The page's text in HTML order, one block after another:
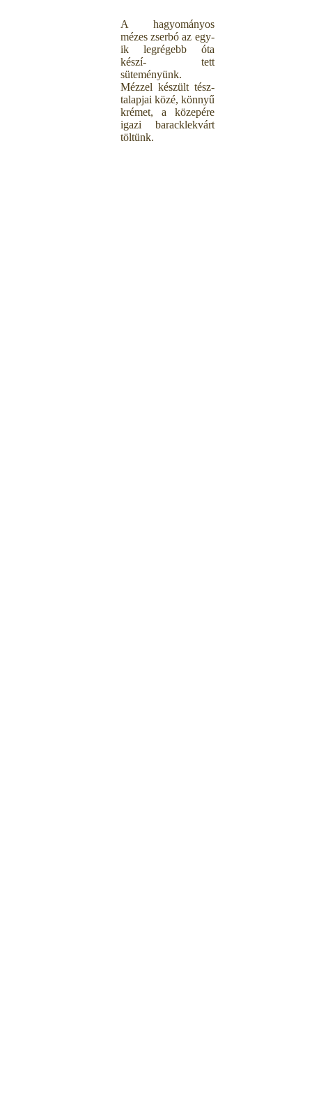
A hagyományos
mézes zserbó az egy-
ik legrégebb óta
készí- tett
süteményünk.
Mézzel készült tész-
talapjai közé, könnyű
krémet, a közepére
igazi baracklekvárt
töltünk.